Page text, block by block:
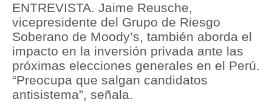
ENTREVISTA. Jaime Reusche,
vicepresidente del Grupo de Riesgo
Soberano de Moody’s, también aborda el
impacto en la inversión privada ante las
próximas elecciones generales en el Perú.
“Preocupa que salgan candidatos
antisistema”, señala.